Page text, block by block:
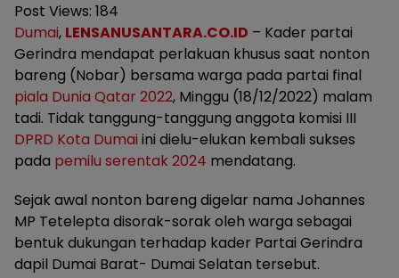
Post Views: 184
Dumai, LENSANUSANTARA.CO.ID – Kader partai
Gerindra mendapat perlakuan khusus saat nonton
bareng (Nobar) bersama warga pada partai final
piala Dunia Qatar 2022, Minggu (18/12/2022) malam
tadi. Tidak tanggung-tanggung anggota komisi III
DPRD Kota Dumai ini dielu-elukan kembali sukses
pada pemilu serentak 2024 mendatang.
Sejak awal nonton bareng digelar nama Johannes
MP Tetelepta disorak-sorak oleh warga sebagai
bentuk dukungan terhadap kader Partai Gerindra
dapil Dumai Barat- Dumai Selatan tersebut.